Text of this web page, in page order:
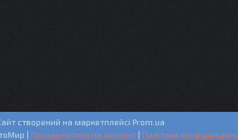
створений на маркетплейсі Prom.ua
Интернет магазин АвтоМир | Поскаржитися на контент | Політика